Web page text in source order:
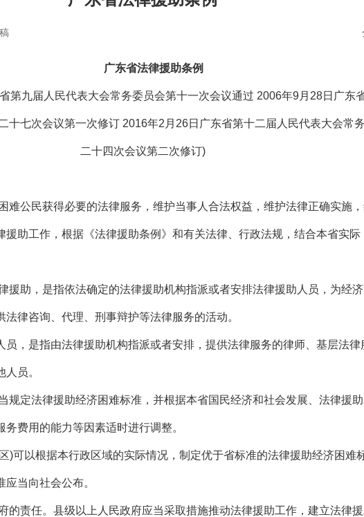
广东省法律援助条例
九届人民代表大会常务委员会第十一次会议通过 2006年9月28日广东
十七次会议第一次修订 2016年2月26日广东省第十二届人民代表大会常
二十四次会议第二次修订)
公民获得必要的法律服务，维护当事人合法权益，维护法律正确实施
援助工作，根据《法律援助条例》和有关法律、行政法规，结合本省实际
助，是指依法确定的法律援助机构指派或者安排法律援助人员，为经
律咨询、代理、刑事辩护等法律服务的活动。
，是指由法律援助机构指派或者安排，提供法律服务的律师、基层法律
员。
定法律援助经济困难标准，并根据本省国民经济和社会发展、法律援
费用的能力等因素适时进行调整。
以根据本行政区域的实际情况，制定优于省标准的法律援助经济困难标
当向社会公布。
责任。县级以上人民政府应当采取措施推动法律援助工作，建立法律